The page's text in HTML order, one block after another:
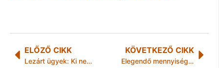
ELŐZŐ CIKK
Lezárt ügyek: Ki nem fizetett alkatrészek
KÖVETKEZŐ CIKK
Elegendő mennyiségű az őszi búza vetőmag kínálat